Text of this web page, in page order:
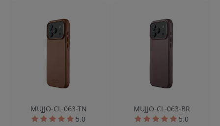
MUJJO-CL-063-TN
5.0
MUJJO-CL-063-BR
5.0